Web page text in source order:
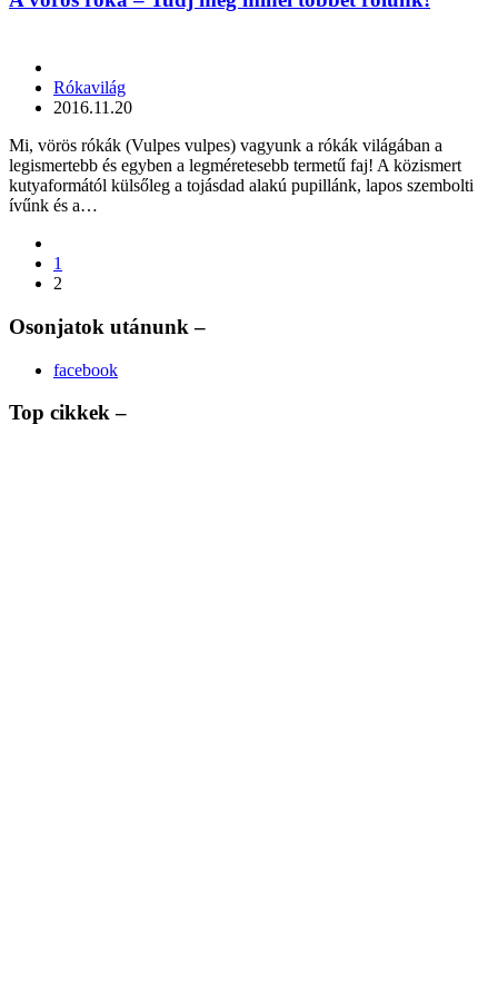
Posted
by
Rókavilág
2016.11.20
Mi, vörös rókák (Vulpes vulpes) vagyunk a rókák világában a
legismertebb és egyben a legméretesebb termetű faj! A közismert
kutyaformától külsőleg a tojásdad alakú pupillánk, lapos szembolti
ívűnk és a…
Bejegyzés
navigáció
1
2
Osonjatok utánunk –
facebook
Top cikkek –